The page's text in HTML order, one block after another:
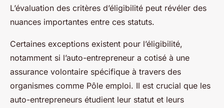
L’évaluation des critères d’éligibilité peut révéler des
nuances importantes entre ces statuts.
Certaines exceptions existent pour l’éligibilité,
notamment si l’auto-entrepreneur a cotisé à une
assurance volontaire spécifique à travers des
organismes comme Pôle emploi. Il est crucial que les
auto-entrepreneurs étudient leur statut et leurs